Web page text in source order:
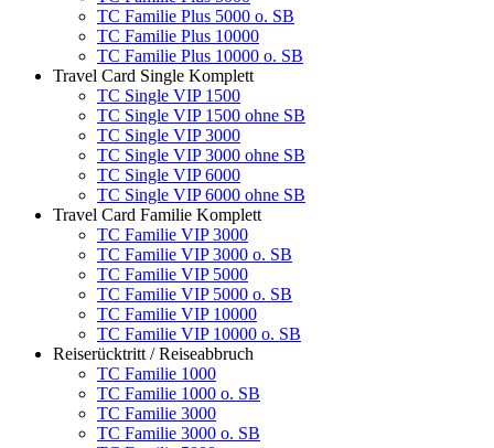
TC Familie Plus 5000 o. SB
TC Familie Plus 10000
TC Familie Plus 10000 o. SB
Travel Card Single Komplett
TC Single VIP 1500
TC Single VIP 1500 ohne SB
TC Single VIP 3000
TC Single VIP 3000 ohne SB
TC Single VIP 6000
TC Single VIP 6000 ohne SB
Travel Card Familie Komplett
TC Familie VIP 3000
TC Familie VIP 3000 o. SB
TC Familie VIP 5000
TC Familie VIP 5000 o. SB
TC Familie VIP 10000
TC Familie VIP 10000 o. SB
Reiserücktritt / Reiseabbruch
TC Familie 1000
TC Familie 1000 o. SB
TC Familie 3000
TC Familie 3000 o. SB